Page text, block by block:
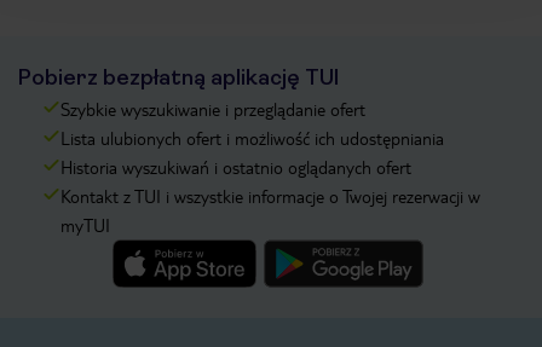
Pobierz bezpłatną aplikację TUI
Szybkie wyszukiwanie i przeglądanie ofert
Lista ulubionych ofert i możliwość ich udostępniania
Historia wyszukiwań i ostatnio oglądanych ofert
Kontakt z TUI i wszystkie informacje o Twojej rezerwacji w
myTUI